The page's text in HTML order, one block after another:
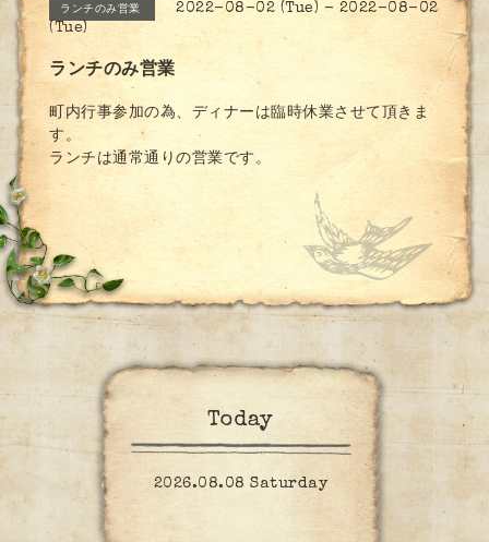
ランチのみ営業
2022-08-02 (Tue) - 2022-08-02
(Tue)
ランチのみ営業
町内行事参加の為、ディナーは臨時休業させて頂きま
す。
ランチは通常通りの営業です。
Today
2026.08.08 Saturday